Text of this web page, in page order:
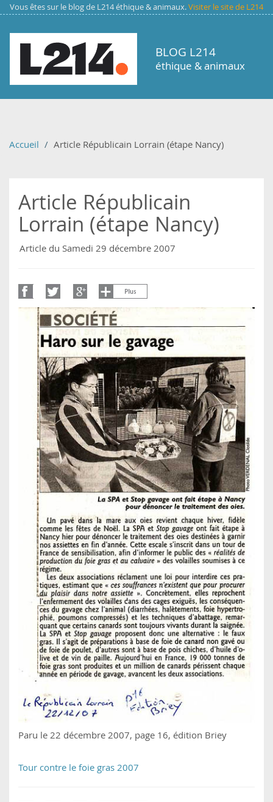
Aller au contenu principal
Vous êtes sur le blog de L214 éthique & animaux.Visiter le site de L214
BLOG L214
éthique & animaux
Accueil Article Républicain Lorrain (étape Nancy)
Article Républicain
Lorrain (étape Nancy)
Article du Samedi 29 décembre 2007
Paru le 22 décembre 2007, page 16, édition Briey
Tour contre le foie gras 2007